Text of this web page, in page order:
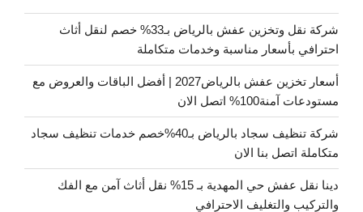
شركة نقل وتخزين عفش بالرياض بـ33% خصم لنقل أثاث
احترافي بأسعار مناسبة وخدمات متكاملة
أسعار تخزين عفش بالرياض2027 | أفضل الباقات والعروض مع
مستودعات آمنة100% اتصل الان
شركة تنظيف سجاد بالرياض بـ40%خصم خدمات تنظيف سجاد
متكاملة اتصل بنا الان
دينا نقل عفش حي المهدية بـ 15% نقل أثاث آمن مع الفك
والتركيب والتغليف الاحترافي